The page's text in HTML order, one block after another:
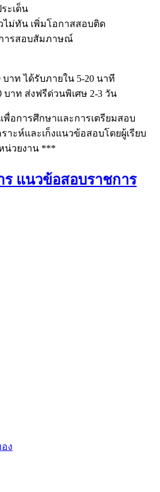
ะเด็น
ม่ทัน เพิ่มโอกาสสอบติด
ารสอบสัมภาษณ์
บาท ได้รับภายใน 5-20 นาที
บาท ส่งฟรีด่วนพิเศษ 2-3 วัน
อการศึกษาและการเตรียมสอบ
าะห์และเก็งแนวข้อสอบโดยผู้เรียบ
น่วยงาน ***
ร แนวข้อสอบราชการ
ง